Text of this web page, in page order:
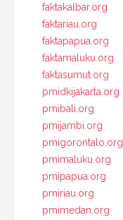
faktakalbar.org
faktariau.org
faktapapua.org
faktamaluku.org
faktasumut.org
pmidkijakarta.org
pmibali.org
pmijambi.org
pmigorontalo.org
pmimaluku.org
pmipapua.org
pmiriau.org
pmimedan.org